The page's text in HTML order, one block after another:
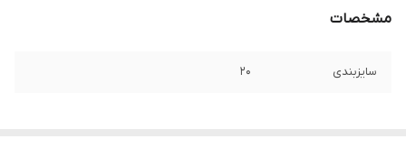
مشخصات
سایزبندی ۲۰